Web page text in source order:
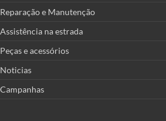
Reparação e Manutenção
Assistência na estrada
Peças e acessórios
Noticias
Campanhas